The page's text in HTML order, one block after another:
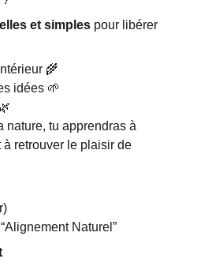
et simples pour libérer
🌾
idées 🌱
nature, tu apprendras à
à retrouver le plaisir de
Naturel”